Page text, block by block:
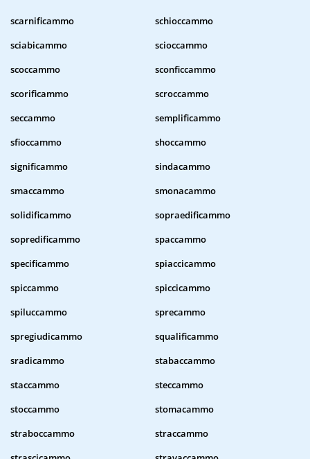
scarnificammo
schioccammo
sciabicammo
scioccammo
scoccammo
sconficcammo
scorificammo
scroccammo
seccammo
semplificammo
sfioccammo
shoccammo
significammo
sindacammo
smaccammo
smonacammo
solidificammo
sopraedificammo
sopredificammo
spaccammo
specificammo
spiaccicammo
spiccammo
spiccicammo
spiluccammo
sprecammo
spregiudicammo
squalificammo
sradicammo
stabaccammo
staccammo
steccammo
stoccammo
stomacammo
straboccammo
straccammo